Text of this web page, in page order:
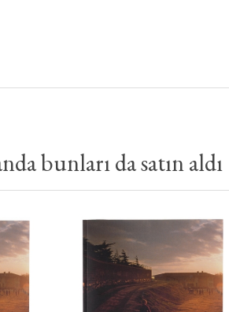
bunları da satın aldı